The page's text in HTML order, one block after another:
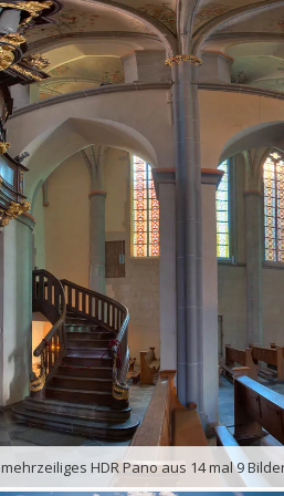
mehrzeiliges HDR Pano aus 14 mal 9